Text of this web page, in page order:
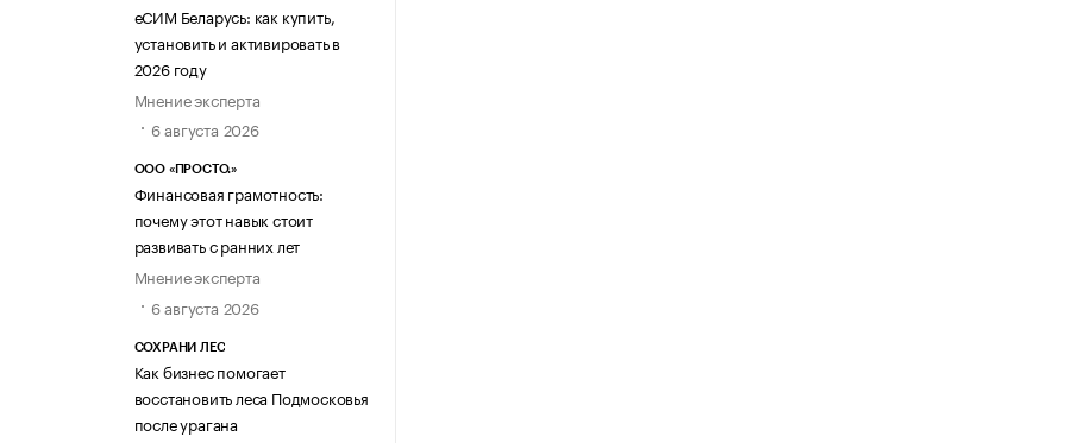
еСИМ Беларусь: как купить,
установить и активировать в
2026 году
Мнение эксперта
6 августа 2026
ООО «ПРОСТО.»
Финансовая грамотность:
почему этот навык стоит
развивать с ранних лет
Мнение эксперта
6 августа 2026
СОХРАНИ ЛЕС
Как бизнес помогает
восстановить леса Подмосковья
после урагана